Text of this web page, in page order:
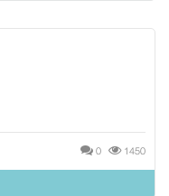
0 1450